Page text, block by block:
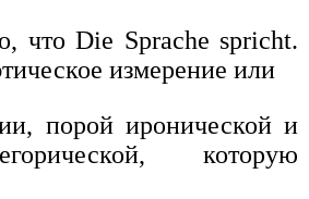
что Die Sprache spricht.
измерение или
порой иронической и
которую